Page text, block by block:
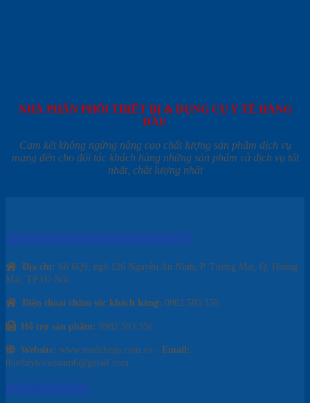
NHÀ PHÂN PHỐI THIẾT BỊ & DỤNG CỤ Y TẾ HÀNG
ĐẦU
Cam kết không ngừng nâng cao chất lượng sản phẩm dịch vụ
mang đến cho đối tác khách hàng những sản phẩm và dịch vụ tốt
nhất, chất lượng nhất
Địa chỉ: Số 6Q9, ngõ 126 Nguyễn An Ninh, P. Tương Mai, Q. Hoàng
Mai, TP Hà Nội
Điện thoại chăm sóc khách hàng: 0982.503.356
Hỗ trợ sản phẩm: 0982.503.356
Website: www.medcheap.com.vn - Email:
thietbiytevietnam6@gmail.com